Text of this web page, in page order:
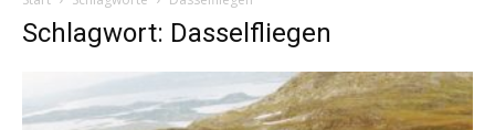
Schlagwort: Dasselfliegen